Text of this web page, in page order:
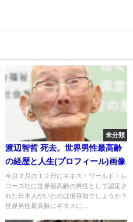
未分類
渡辺智哲 死去。世界男性最高齢
の経歴と人生(プロフィール)画像
今月２月の１２日にギネス・ワールド・レ
コーズ社に世界最高齢の男性として認定さ
れた日本人がいたのは後存知でしょうか？
世界男性最高齢にギネスに...